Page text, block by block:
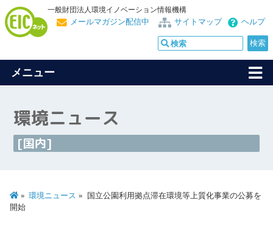
一般財団法人環境イノベーション情報機構
ヘルプ
サイトマップ
メールマガジン配信中
メニュー
環境ニュース
[国内]
環境ニュース
国立公園利用拠点滞在環境等上質化事業の公募を
開始